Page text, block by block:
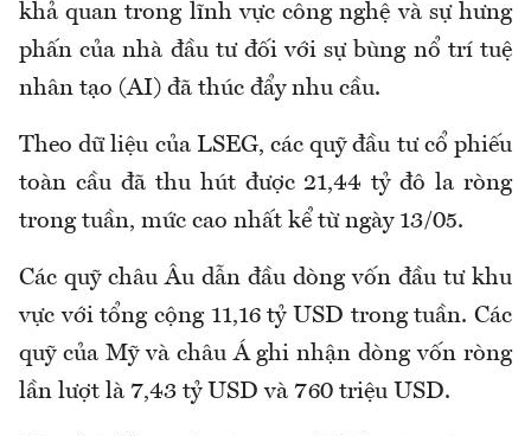
khả quan trong lĩnh vực công nghệ và sự hưng
phấn của nhà đầu tư đối với sự bùng nổ trí tuệ
nhân tạo (AI) đã thúc đẩy nhu cầu.
Theo dữ liệu của LSEG, các quỹ đầu tư cổ phiếu
toàn cầu đã thu hút được 21,44 tỷ đô la ròng
trong tuần, mức cao nhất kể từ ngày 13/05.
Các quỹ châu Âu dẫn đầu dòng vốn đầu tư khu
vực với tổng cộng 11,16 tỷ USD trong tuần. Các
quỹ của Mỹ và châu Á ghi nhận dòng vốn ròng
lần lượt là 7,43 tỷ USD và 760 triệu USD.